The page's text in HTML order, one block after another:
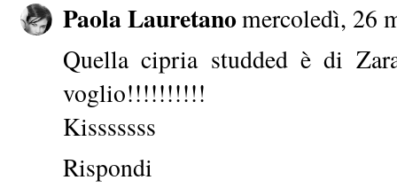
Paola Lauretanomercoledì, 26
Quella cipria studded è di
voglio!!!!!!!!!!
Kisssssss
Rispondi